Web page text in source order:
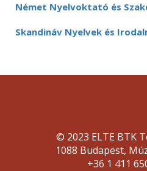
Német Nyelvoktató és
Skandináv Nyelvek és
© 2023 ELTE BTK
1088 Budapest,
+36 1 411